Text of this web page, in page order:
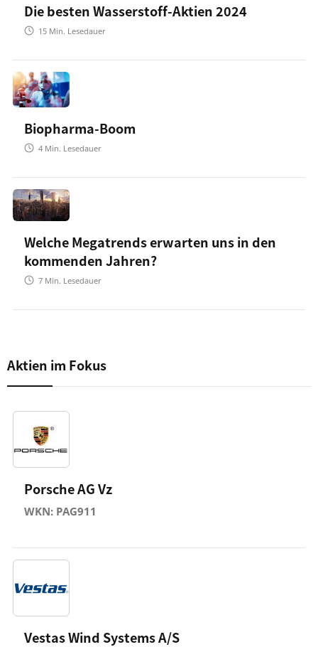
Die besten Wasserstoff-Aktien 2024
15 Min. Lesedauer
Biopharma-Boom
4 Min. Lesedauer
Welche Megatrends erwarten uns in den
kommenden Jahren?
7 Min. Lesedauer
Aktien im Fokus
Porsche AG Vz
WKN: PAG911
Vestas Wind Systems A/S